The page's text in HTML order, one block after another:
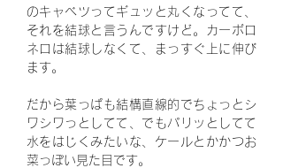
のキャベツってギュッと丸くなってて、
それを結球と言うんですけど。カーボロ
ネロは結球しなくて、まっすぐ上に伸び
ます。
だから葉っぱも結構直線的でちょっとシ
ワシワっとしてて、でもパリッとしてて
水をはじくみたいな、ケールとかかつお
菜っぽい見た目です。